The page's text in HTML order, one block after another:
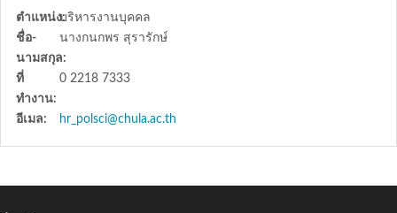
ตำแหน่ง:บริหารงานบุคคล
ชื่อ-
นามสกุล:
นางกนกพร สุรารักษ์
ที่
ทำงาน:
0 2218 7333
อีเมล: hr_polsci@chula.ac.th